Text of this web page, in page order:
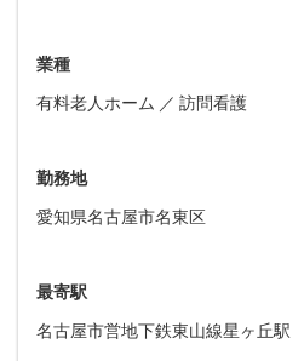
業種
有料老人ホーム
訪問看護
勤務地
愛知県名古屋市名東区
最寄駅
名古屋市営地下鉄東山線星ヶ丘駅